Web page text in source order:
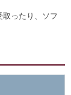
ったり、ソフ